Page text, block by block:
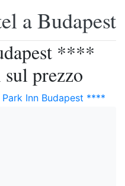
a Budapest
****
prezzo
Inn Budapest ****